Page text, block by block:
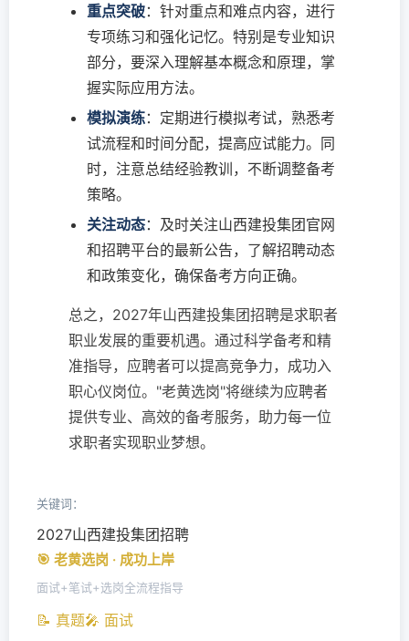
重点突破：针对重点和难点内容，进行
专项练习和强化记忆。特别是专业知识
部分，要深入理解基本概念和原理，掌
握实际应用方法。
模拟演练：定期进行模拟考试，熟悉考
试流程和时间分配，提高应试能力。同
时，注意总结经验教训，不断调整备考
策略。
关注动态：及时关注山西建投集团官网
和招聘平台的最新公告，了解招聘动态
和政策变化，确保备考方向正确。
总之，2027年山西建投集团招聘是求职者
职业发展的重要机遇。通过科学备考和精
准指导，应聘者可以提高竞争力，成功入
职心仪岗位。"老黄选岗"将继续为应聘者
提供专业、高效的备考服务，助力每一位
求职者实现职业梦想。
关键词：
2027山西建投集团招聘
🎯 老黄选岗 · 成功上岸
面试+笔试+选岗全流程指导
📝 真题🎤 面试